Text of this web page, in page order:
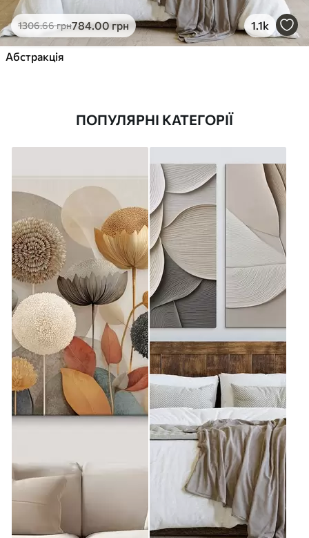
1306.66грн784.00грн 1.1k
Абстракція
ПОПУЛЯРНІ КАТЕГОРІЇ